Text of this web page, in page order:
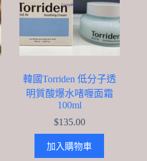
韓國Torriden 低分子透
明質酸爆水啫喱面霜
100ml
$135.00
加入購物車